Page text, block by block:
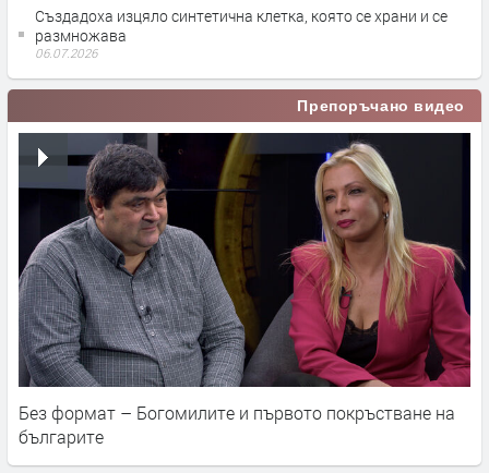
Създадоха изцяло синтетична клетка, която се храни и се
размножава
06.07.2026
Препоръчано видео
Без формат – Богомилите и първото покръстване на
българите